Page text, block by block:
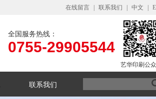
在线留言 联系我们 中文
艺华印刷公
全国服务热线：
0755-29905544
联系我们